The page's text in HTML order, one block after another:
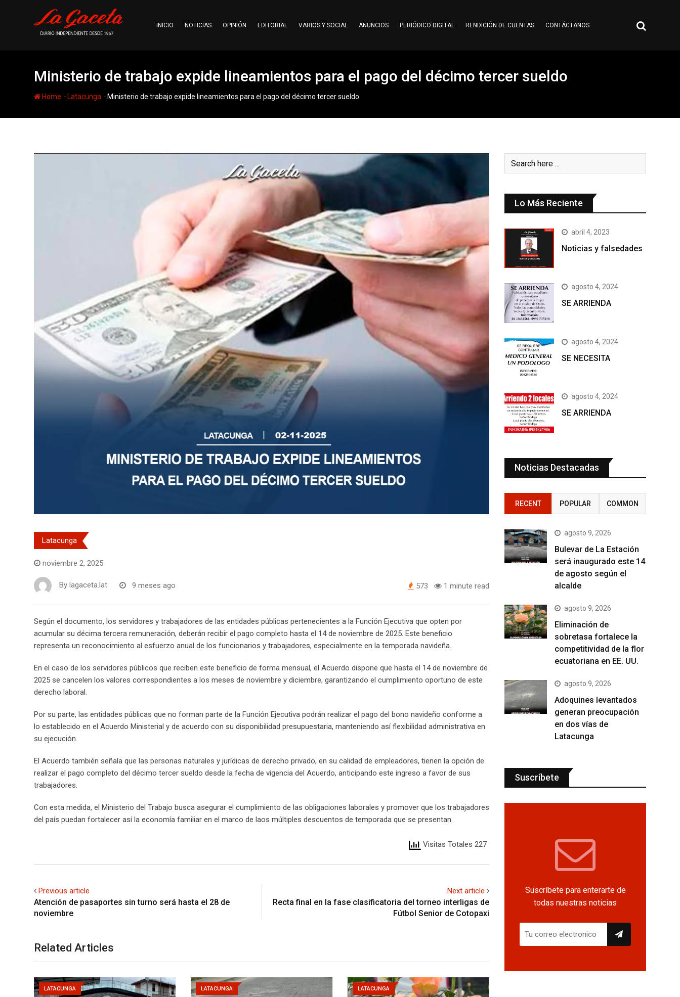
INICIO NOTICIAS OPINIÓN EDITORIAL VARIOS Y SOCIAL ANUNCIOS PERIÓDICO DIGITAL RENDICIÓN DE CUENTAS CONTÁCTANOS
Ministerio de trabajo expide lineamientos para el pago del décimo tercer sueldo
Home - Latacunga - Ministerio de trabajo expide lineamientos para el pago del décimo tercer sueldo
Latacunga
noviembre 2, 2025
By lagaceta.lat 9 meses ago 573 1 minute read
Según el documento, los servidores y trabajadores de las entidades públicas pertenecientes a la Función Ejecutiva que opten por
acumular su décima tercera remuneración, deberán recibir el pago completo hasta el 14 de noviembre de 2025. Este beneficio
representa un reconocimiento al esfuerzo anual de los funcionarios y trabajadores, especialmente en la temporada navideña.
En el caso de los servidores públicos que reciben este beneficio de forma mensual, el Acuerdo dispone que hasta el 14 de noviembre de
2025 se cancelen los valores correspondientes a los meses de noviembre y diciembre, garantizando el cumplimiento oportuno de este
derecho laboral.
Por su parte, las entidades públicas que no forman parte de la Función Ejecutiva podrán realizar el pago del bono navideño conforme a
lo establecido en el Acuerdo Ministerial y de acuerdo con su disponibilidad presupuestaria, manteniendo así flexibilidad administrativa en
su ejecución.
El Acuerdo también señala que las personas naturales y jurídicas de derecho privado, en su calidad de empleadores, tienen la opción de
realizar el pago completo del décimo tercer sueldo desde la fecha de vigencia del Acuerdo, anticipando este ingreso a favor de sus
trabajadores.
Con esta medida, el Ministerio del Trabajo busca asegurar el cumplimiento de las obligaciones laborales y promover que los trabajadores
del país puedan fortalecer así la economía familiar en el marco de laos múltiples descuentos de temporada que se presentan.
Visitas Totales 227
Previous article
Atención de pasaportes sin turno será hasta el 28 de
noviembre
Next article
Recta final en la fase clasificatoria del torneo interligas de
Fútbol Senior de Cotopaxi
Related Articles
LATACUNGA LATACUNGA LATACUNGA
Lo Más Reciente
abril 4, 2023
Noticias y falsedades
agosto 4, 2024
SE ARRIENDA
agosto 4, 2024
SE NECESITA
agosto 4, 2024
SE ARRIENDA
Noticias Destacadas
RECENT POPULAR COMMON
agosto 9, 2026
Bulevar de La Estación
será inaugurado este 14
de agosto según el
alcalde
agosto 9, 2026
Eliminación de
sobretasa fortalece la
competitividad de la flor
ecuatoriana en EE. UU.
agosto 9, 2026
Adoquines levantados
generan preocupación
en dos vías de
Latacunga
Suscríbete
Suscríbete para enterarte de
todas nuestras noticias